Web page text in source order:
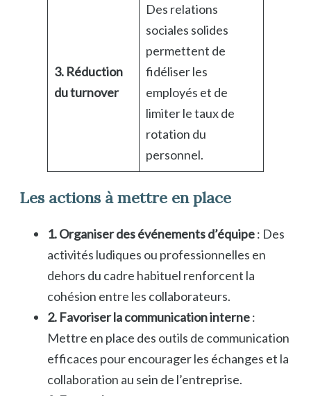
3. Réduction
du turnover
Des relations
sociales solides
permettent de
fidéliser les
employés et de
limiter le taux de
rotation du
personnel.
Les actions à mettre en place
1. Organiser des événements d’équipe: Des
activités ludiques ou professionnelles en
dehors du cadre habituel renforcent la
cohésion entre les collaborateurs.
2. Favoriser la communication interne:
Mettre en place des outils de communication
efficaces pour encourager les échanges et la
collaboration au sein de l’entreprise.